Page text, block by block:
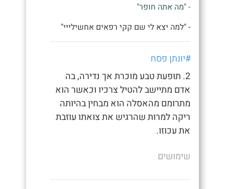
- "מה אתה חופר"
- "למה יצא לי שם קקי רפאים אחשילייי"
#יונתן פסח
2. תופעת טבע מוכרת אך נדירה, בה
אדם מתיישב להטיל צרכיו וכאשר הוא
מתרומם מהאסלה הוא מבחין בהיותה
ריקה למרות שהרגיש את צואתו עוזבת
את עכוזו.
שימושים